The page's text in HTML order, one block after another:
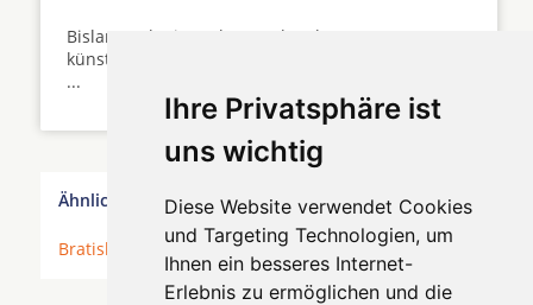
Ihre Privatsphäre ist
uns wichtig
Diese Website verwendet Cookies
und Targeting Technologien, um
Ihnen ein besseres Internet-
Erlebnis zu ermöglichen und die
Bislang galt Titan als Nonplusultra, wenn es um
künstliche Hüften oder perfekten Zahnersatz geht
...
Ähnliche Behandler finden:
Bratislava